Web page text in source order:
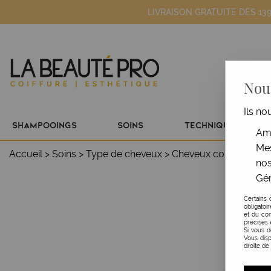
LIVRAISON GRATUITE DÈS
SHAMPOOINGS SOINS TECHNIQUE
Accueil > Soins > Type de cheveux > Cheveux colorés
Ils
Certains
et du
précises
Si vous
Vous
droite de